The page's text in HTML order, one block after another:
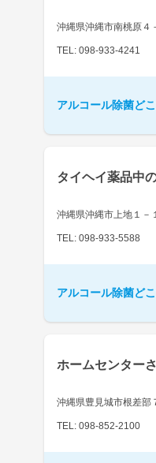
沖縄県沖縄市南桃原４
TEL: 098-933-4241
アルコール除菌ど
タイヘイ薬品中
沖縄県沖縄市上地１－
TEL: 098-933-5588
アルコール除菌ど
ホームセンター
沖縄県豊見城市根差部
TEL: 098-852-2100